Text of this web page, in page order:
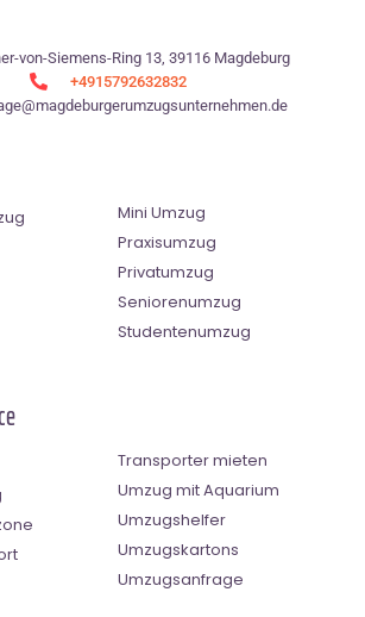
von-Siemens-Ring 13, 39116 Magdeburg
+4915792632832
Mini Umzug
Praxisumzug
Privatumzug
Seniorenumzug
Studentenumzug
Transporter mieten
Umzug mit Aquarium
Umzugshelfer
Umzugskartons
Umzugsanfrage